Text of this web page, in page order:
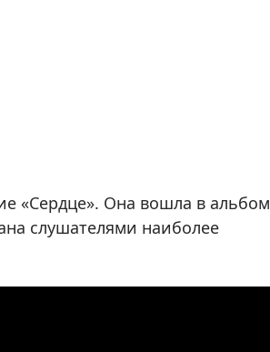
«Сердце». Она вошла в альбом
слушателями наиболее